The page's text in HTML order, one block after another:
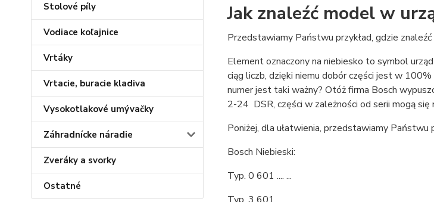
Stolové píly
Vodiace koľajnice
Vrtáky
Vrtacie, buracie kladiva
Vysokotlakové umývačky
Záhradnícke náradie
Zveráky a svorky
Ostatné
Jak znaleźć model w
Przedstawiamy Państwu przykład, gdzie
Element oznaczony na niebiesko to symbol
ciąg liczb, dzięki niemu dobór części jest w
numer jest taki ważny? Otóż firma Bosch
2-24 DSR, części w zależności od serii mogą się
Poniżej, dla ułatwienia, przedstawiamy
Bosch Niebieski:
Typ. 0 601 .... ...